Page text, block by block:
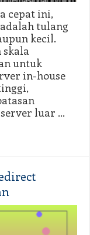
cepat ini,
tulang
kecil.
skala
untuk
in-house
luar …